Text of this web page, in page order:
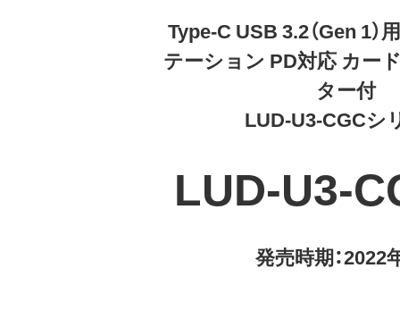
Type-C USB 3.2（Gen 1
テーション PD対応 カー
ター付
LUD-U3-CGCシ
LUD-U3-
発売時期：2022